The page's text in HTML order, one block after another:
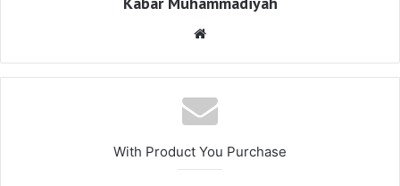
With Product You Purchase